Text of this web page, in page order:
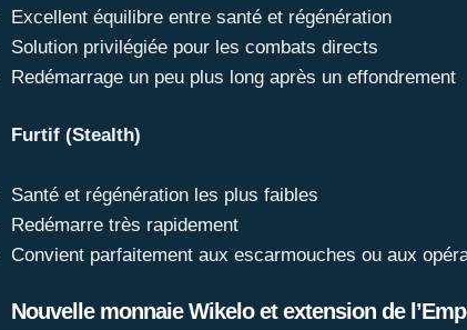
Excellent équilibre entre santé et régénération
Solution privilégiée pour les combats directs
Redémarrage un peu plus long après un effondrement
Furtif (Stealth)
Santé et régénération les plus faibles
Redémarre très rapidement
Convient parfaitement aux escarmouches ou aux
Nouvelle monnaie Wikelo et extension de